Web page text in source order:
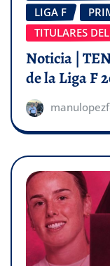
LIGA F
TITULARES
Noticia |
de la Liga F